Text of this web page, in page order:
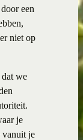
een
niet op
we
je
vanuit je